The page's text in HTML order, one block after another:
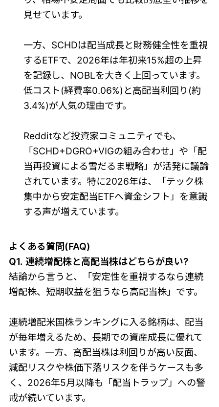
見せています。
一方、SCHDは配当成長と財務健全性を重視
するETFで、2026年は年初来15%超の上昇
を記録し、NOBLを大きく上回っています。
低コスト(経費率0.06%)と高配当利回り(約
3.4%)が人気の理由です。
Redditなど投資家コミュニティでも、
「SCHD+DGRO+VIGの組み合わせ」や「配
当再投資による雪だるま戦略」が活発に議論
されています。特に2026年は、「テック株
集中から安定配当ETFへ資金シフト」を意識
する声が増えています。
よくある質問(FAQ)
Q1. 連続増配株と高配当株はどちらが良い?
結論から言うと、「安定性を重視するなら連続
増配株、短期収益を狙うなら高配当株」です。
連続増配米国株ランキングに入る銘柄は、配当
が毎年増えるため、長期での資産成長に優れて
います。一方、高配当株は利回りが高い反面、
減配リスクや株価下落リスクを伴うケースも多
く、2026年5月以降も「配当トラップ」への警
戒が続いています。